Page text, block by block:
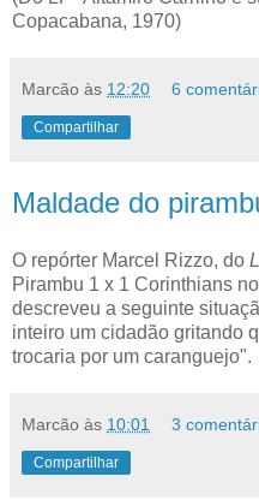
Copacabana, 1970)
Marcão às 12:20 6
Compartilhar
Maldade do
O repórter Marcel Rizzo, do
Pirambu 1 x 1 Corinthians
descreveu a seguinte
inteiro um cidadão gritando
trocaria por um caranguejo".
Marcão às 10:01 3
Compartilhar